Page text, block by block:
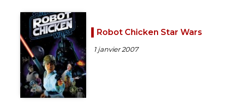
Robot Chicken Star Wars
1 janvier 2007